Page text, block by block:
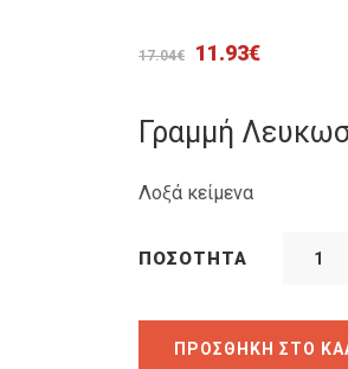
17.04€
Original
was:
17.04€.
11.93€Η
είναι:
Γραμμή
Λοξά κείμενα
ΠΟΣΌΤΗΤΑ
ΠΡΟΣΘΉΚΗ ΣΤΟ